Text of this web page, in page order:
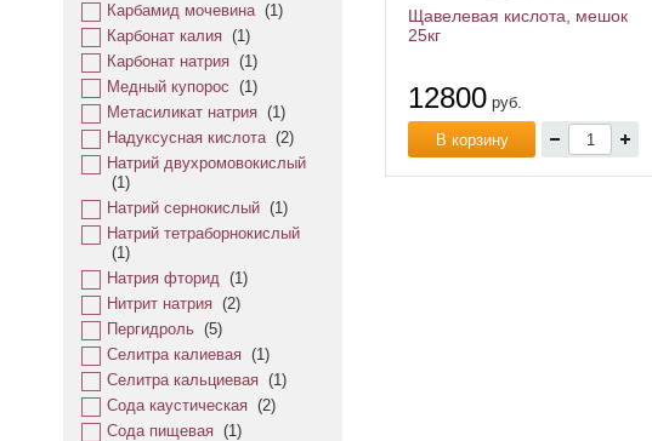
Карбамид мочевина(1)
Карбонат калия (1)
Карбонат натрия (1)
Медный купорос (1)
Метасиликат натрия (1)
Надуксусная кислота(2)
Натрий двухромовокислый
(1)
Натрий сернокислый (1)
Натрий тетраборнокислый
(1)
Натрия фторид (1)
Нитрит натрия (2)
Пергидроль (5)
Селитра калиевая (1)
Селитра кальциевая (1)
Сода каустическая (2)
Сода пищевая (1)
Щавелевая кислота, мешок
25кг
12800 руб.
В корзину